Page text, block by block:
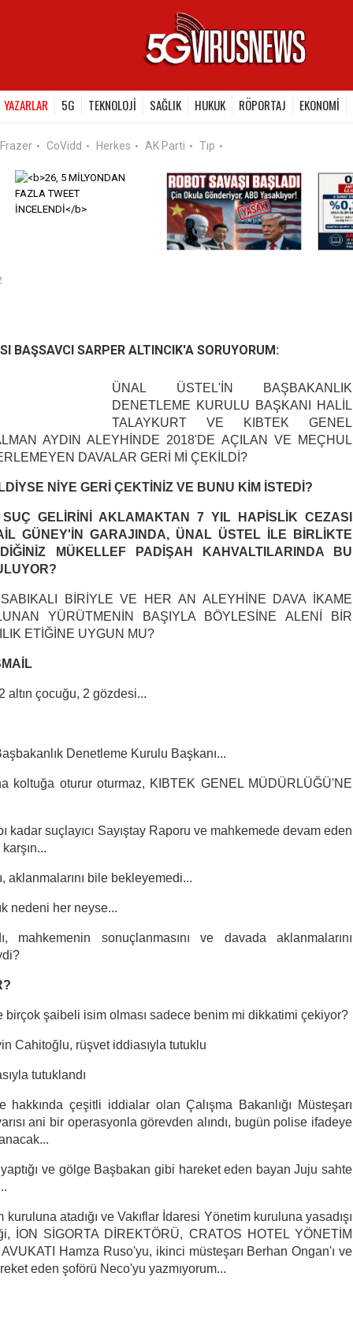
YAZARLAR 5G TEKNOLOJİ SAĞLIK HUKUK RÖPORTAJ EKONOMİ
• CoVidd • Herkes • AK Parti • Tıp •
BAŞSAVCI SARPER ALTINCIK'A SORUYORUM:
ÜNAL ÜSTEL'İN BAŞBAKANLIK
DENETLEME KURULU BAŞKANI HALİL
TALAYKURT VE KIBTEK GENEL
AYDIN ALEYHİNDE 2018'DE AÇILAN VE MEÇHUL
DAVALAR GERİ Mİ ÇEKİLDİ?
NİYE GERİ ÇEKTİNİZ VE BUNU KİM İSTEDİ?
GELİRİNİ AKLAMAKTAN 7 YIL HAPİSLİK CEZASI
GÜNEY'İN GARAJINDA, ÜNAL ÜSTEL İLE BİRLİKTE
MÜKELLEF PADİŞAH KAHVALTILARINDA BU
BİRİYLE VE HER AN ALEYHİNE DAVA İKAME
YÜRÜTMENİN BAŞIYLA BÖYLESİNE ALENİ BİR
ETİĞİNE UYGUN MU?
altın çocuğu, 2 gözdesi...
Denetleme Kurulu Başkanı...
koltuğa oturur oturmaz, KIBTEK GENEL MÜDÜRLÜĞÜ'NE
kadar suçlayıcı Sayıştay Raporu ve mahkemede devam eden
aklanmalarını bile bekleyemedi...
nedeni her neyse...
mahkemenin sonuçlanmasını ve davada aklanmalarını
birçok şaibeli isim olması sadece benim mi dikkatimi çekiyor?
Cahitoğlu, rüşvet iddiasıyla tutuklu
tutuklandı
hakkında çeşitli iddialar olan Çalışma Bakanlığı Müsteşarı
ani bir operasyonla görevden alındı, bugün polise ifadeye
ve gölge Başbakan gibi hareket eden bayan Juju sahte
kuruluna atadığı ve Vakıflar İdaresi Yönetim kuruluna yasadışı
İON SİGORTA DİREKTÖRÜ, CRATOS HOTEL YÖNETİM
Hamza Ruso'yu, ikinci müsteşarı Berhan Ongan'ı ve
eden şoförü Neco'yu yazmıyorum...